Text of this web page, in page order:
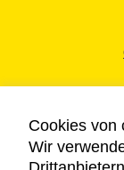
Cookies von
Wir